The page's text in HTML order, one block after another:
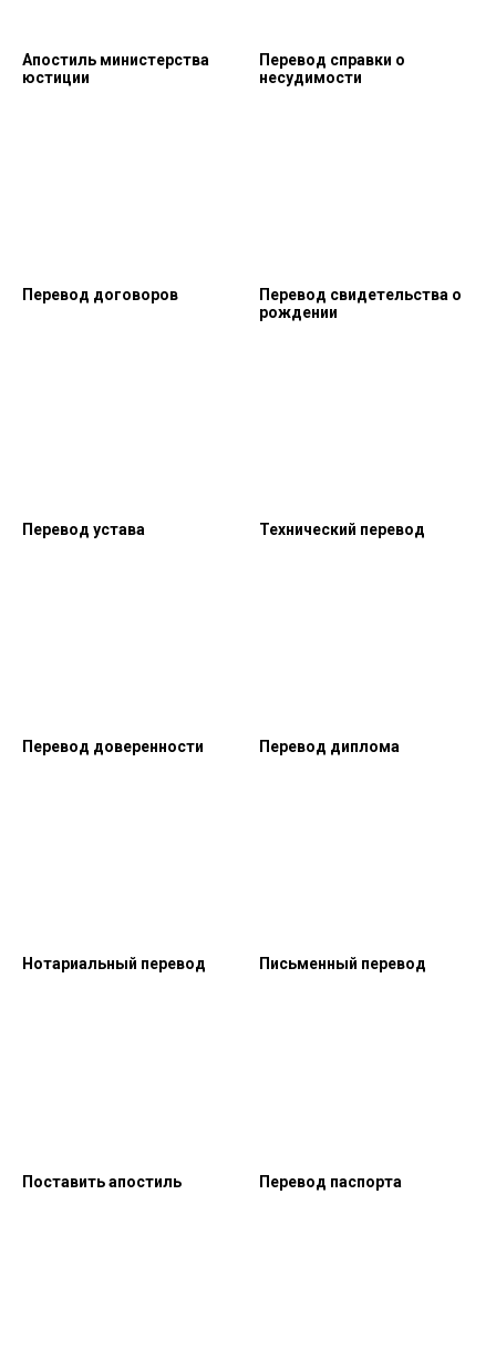
Апостиль министерства
юстиции
Перевод справки о
несудимости
Перевод договоров
Перевод свидетельства о
рождении
Перевод устава Технический перевод
Перевод доверенности Перевод диплома
Нотариальный перевод Письменный перевод
Поставить апостиль Перевод паспорта